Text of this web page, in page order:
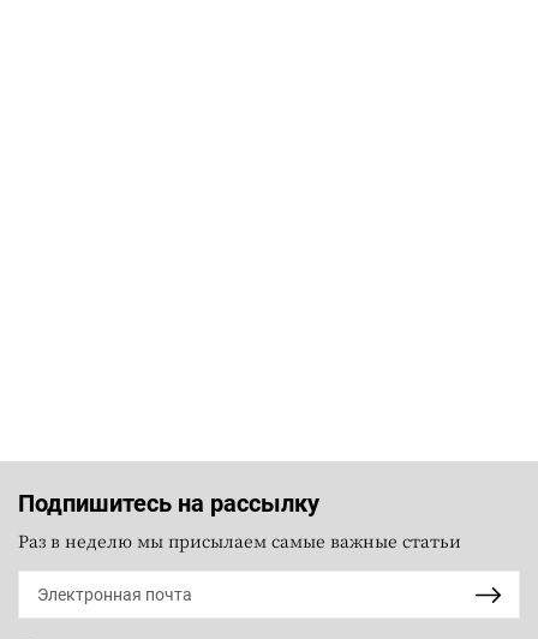
Подпишитесь на рассылку
Раз в неделю мы присылаем самые важные статьи